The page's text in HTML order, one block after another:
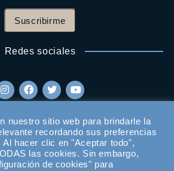
Suscribirme
Redes sociales
nuestro sitio web para brindarle la
recordando sus preferencias
hacer clic en "Aceptar todo",
las cookies. Sin embargo,
de cookies" para